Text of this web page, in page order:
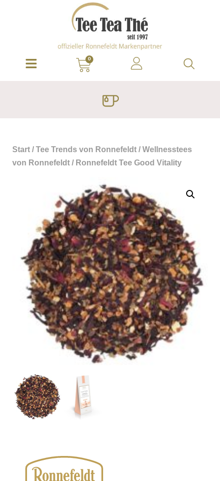
0
Start / Tee Trends von Ronnefeldt / Wellnesstees
von Ronnefeldt / Ronnefeldt Tee Good Vitality